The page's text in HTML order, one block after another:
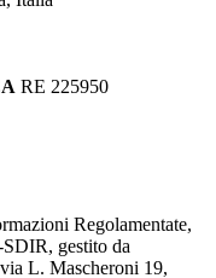
RE 225950
Regolamentate,
gestito da
L. Mascheroni 19,